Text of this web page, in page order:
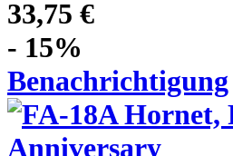
33,75 €
- 15%
Benachrichtigung